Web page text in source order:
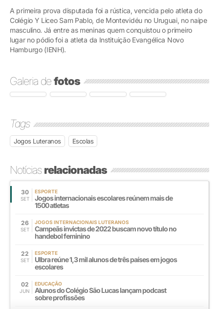
A primeira prova disputada foi a rústica, vencida pelo atleta do
Colégio Y Liceo Sam Pablo, de Montevidéu no Uruguai, no naipe
masculino. Já entre as meninas quem conquistou o primeiro
lugar no pódio foi a atleta da Instituição Evangélica Novo
Hamburgo (IENH).
Galeria defotos
Tags
Jogos Luteranos Escolas
Notíciasrelacionadas
30
SET
ESPORTE
Jogos internacionais escolares reúnem mais de
1500 atletas
26
SET
JOGOS INTERNACIONAIS LUTERANOS
Campeãs invictas de 2022 buscam novo título no
handebol feminino
22
SET
ESPORTE
Ulbra reúne 1,3 mil alunos de três países em jogos
escolares
02
JUN
EDUCAÇÃO
Alunos do Colégio São Lucas lançam podcast
sobre profissões